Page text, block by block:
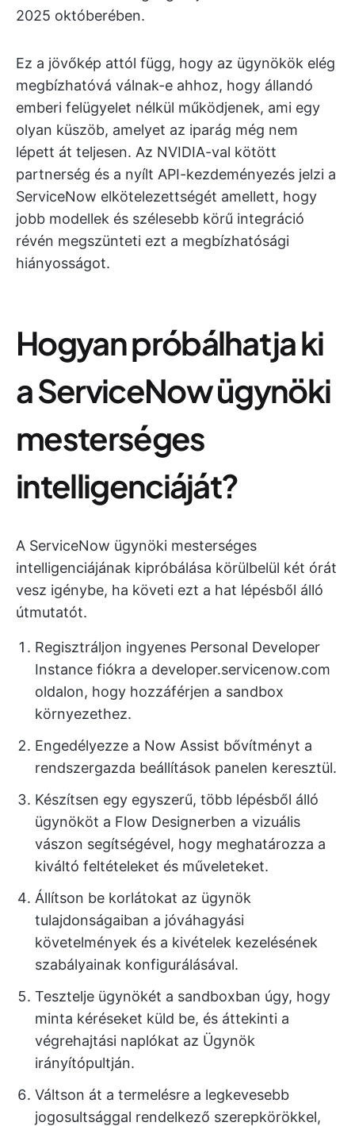
2025 októberében.
Ez a jövőkép attól függ, hogy az ügynökök elég
megbízhatóvá válnak-e ahhoz, hogy állandó
emberi felügyelet nélkül működjenek, ami egy
olyan küszöb, amelyet az iparág még nem
lépett át teljesen. Az NVIDIA-val kötött
partnerség és a nyílt API-kezdeményezés jelzi a
ServiceNow elkötelezettségét amellett, hogy
jobb modellek és szélesebb körű integráció
révén megszünteti ezt a megbízhatósági
hiányosságot.
Hogyan próbálhatja ki
a ServiceNow ügynöki
mesterséges
intelligenciáját?
A ServiceNow ügynöki mesterséges
intelligenciájának kipróbálása körülbelül két órát
vesz igénybe, ha követi ezt a hat lépésből álló
útmutatót.
Regisztráljon ingyenes Personal Developer
Instance fiókra a developer.servicenow.com
oldalon, hogy hozzáférjen a sandbox
környezethez.
Engedélyezze a Now Assist bővítményt a
rendszergazda beállítások panelen keresztül.
Készítsen egy egyszerű, több lépésből álló
ügynököt a Flow Designerben a vizuális
vászon segítségével, hogy meghatározza a
kiváltó feltételeket és műveleteket.
Állítson be korlátokat az ügynök
tulajdonságaiban a jóváhagyási
követelmények és a kivételek kezelésének
szabályainak konfigurálásával.
Tesztelje ügynökét a sandboxban úgy, hogy
minta kéréseket küld be, és áttekinti a
végrehajtási naplókat az Ügynök
irányítópultján.
Váltson át a termelésre a legkevesebb
jogosultsággal rendelkező szerepkörökkel,